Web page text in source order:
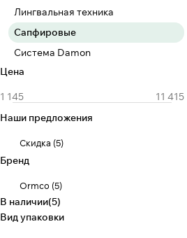
Лингвальная техника
Сапфировые
Система Damon
Цена
Наши предложения
Скидка (5)
Бренд
Ormco (5)
В наличии(5)
Вид упаковки